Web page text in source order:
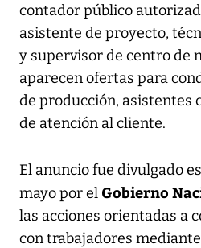
contador público
asistente de proyecto,
y supervisor de centro de
aparecen ofertas para
de producción, asistentes
de atención al cliente.
El anuncio fue divulgado
mayo por el Gobierno
las acciones orientadas a
con trabajadores